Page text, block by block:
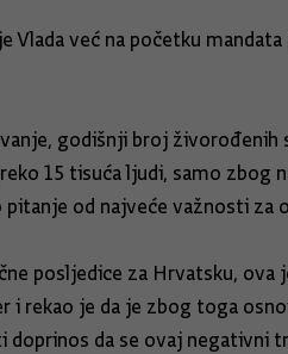
Vlada već na početku
godišnji broj
15 tisuća ljudi, samo
od najveće važnosti za
posljedice za Hrvatsku,
rekao je da je zbog toga
da se ovaj negativni